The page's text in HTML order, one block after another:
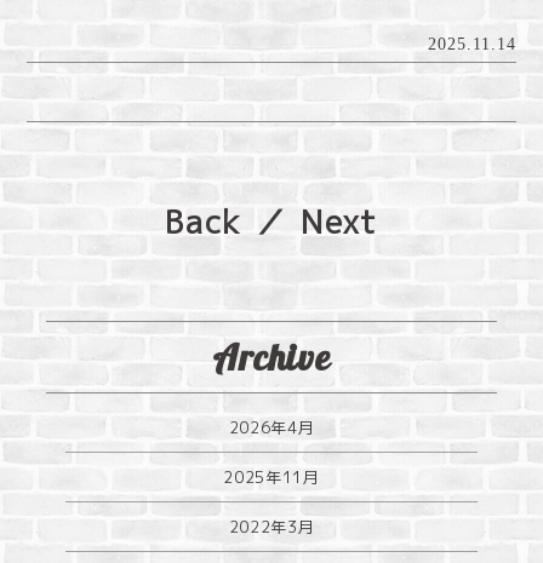
2025.11.14
Back ／ Next
Archive
2026年4月
2025年11月
2022年3月